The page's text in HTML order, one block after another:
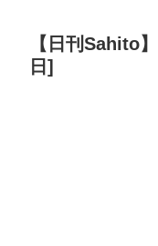
【日刊Sahito
日]